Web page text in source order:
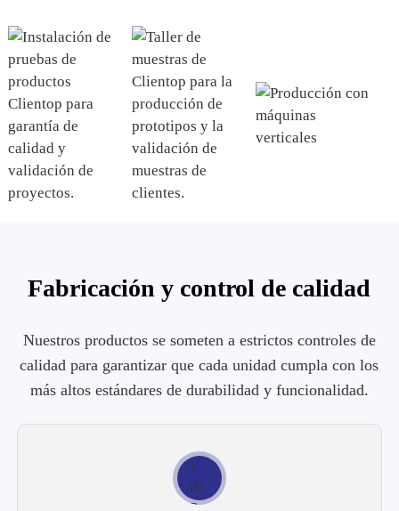
Fabricación y control de calidad
Nuestros productos se someten a estrictos controles de
calidad para garantizar que cada unidad cumpla con los
más altos estándares de durabilidad y funcionalidad.